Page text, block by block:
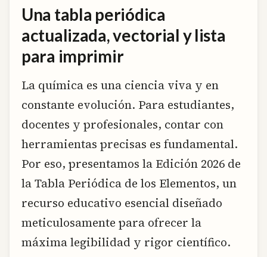
Una tabla periódica
actualizada, vectorial y lista
para imprimir
La química es una ciencia viva y en
constante evolución. Para estudiantes,
docentes y profesionales, contar con
herramientas precisas es fundamental.
Por eso, presentamos la Edición 2026 de
la Tabla Periódica de los Elementos, un
recurso educativo esencial diseñado
meticulosamente para ofrecer la
máxima legibilidad y rigor científico.